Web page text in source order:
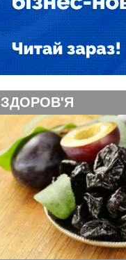
ЗДОРОВ'Я